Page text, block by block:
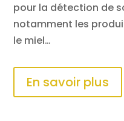
pour la détection de
notamment les
le miel…
En savoir plus